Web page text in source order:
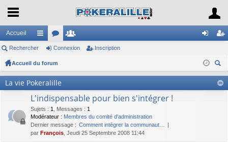
Accueil
ac
co
ci
s
or
u
m
e
ne cri
pti
Rechercher Connexion Inscription
Accueil du forum
her
La vie Pokeralille
L'indispensable pour bien s'intégrer !
Sujets : 1 Messages : 1
Modérateur : Membres du comité d'administration
Dernier message : Comment intégrer la communaut…
par François , Jeudi 25 Septembre 2008 11:44